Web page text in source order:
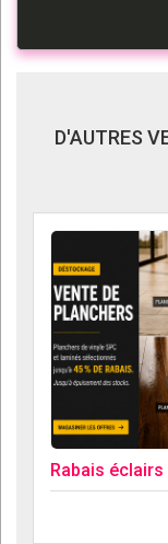
D'AUTRES
Rabais